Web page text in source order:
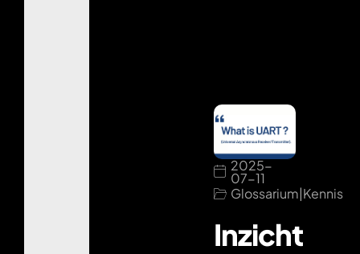
2025-
07-11
Glossarium|Kennis
Inzicht